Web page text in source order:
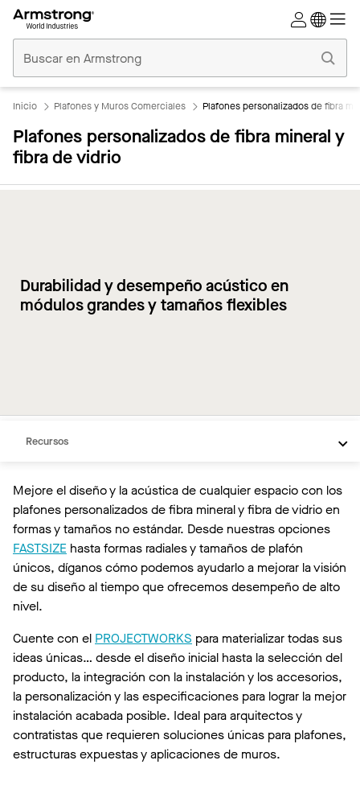
Comerciales
Inicio
Inicio Plafones y Muros Comerciales Plafones personalizados de fibra
Plafones personalizados de fibra mineral y
fibra de vidrio
Durabilidad y desempeño acústico en
módulos grandes y tamaños flexibles
Descripción general
Recursos
Mejore el diseño y la acústica de cualquier espacio con los
plafones personalizados de fibra mineral y fibra de vidrio en
formas y tamaños no estándar. Desde nuestras opciones
FASTSIZE hasta formas radiales y tamaños de plafón
únicos, díganos cómo podemos ayudarlo a mejorar la visión
de su diseño al tiempo que ofrecemos desempeño de alto
nivel.
Cuente con el PROJECTWORKS para materializar todas sus
ideas únicas… desde el diseño inicial hasta la selección del
producto, la integración con la instalación y los accesorios,
la personalización y las especificaciones para lograr la mejor
instalación acabada posible. Ideal para arquitectos y
contratistas que requieren soluciones únicas para plafones,
estructuras expuestas y aplicaciones de muros.